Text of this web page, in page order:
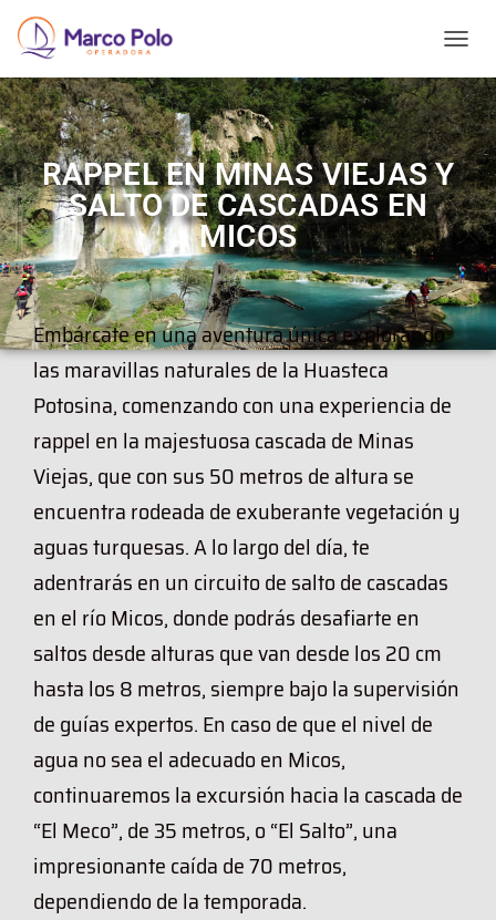
O
G
G
L
E
N
A
V
G
A
T
I
O
RAPPEL EN MINAS VIEJAS Y
SALTO DE CASCADAS EN
MICOS
Embárcate en una aventura única explorando
las maravillas naturales de la Huasteca
Potosina, comenzando con una experiencia de
rappel en la majestuosa cascada de Minas
Viejas, que con sus 50 metros de altura se
encuentra rodeada de exuberante vegetación y
aguas turquesas. A lo largo del día, te
adentrarás en un circuito de salto de cascadas
en el río Micos, donde podrás desafiarte en
saltos desde alturas que van desde los 20 cm
hasta los 8 metros, siempre bajo la supervisión
de guías expertos. En caso de que el nivel de
agua no sea el adecuado en Micos,
continuaremos la excursión hacia la cascada de
“El Meco”, de 35 metros, o “El Salto”, una
impresionante caída de 70 metros,
dependiendo de la temporada.